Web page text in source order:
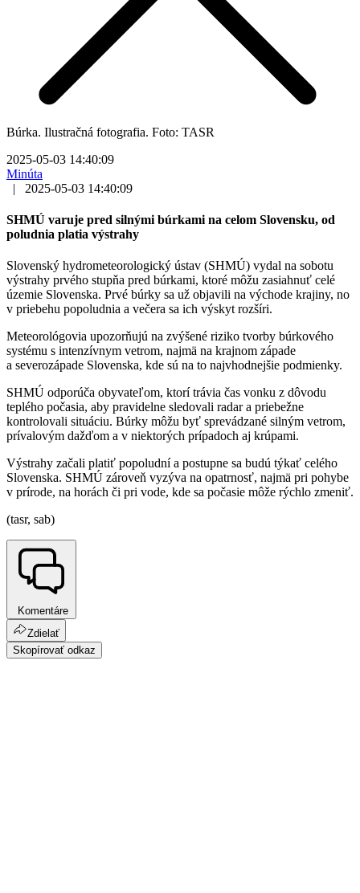
Búrka. Ilustračná fotografia. Foto: TASR
2025-05-03 14:40:09
Minúta
|
2025-05-03 14:40:09
SHMÚ varuje pred silnými búrkami na celom Slovensku, od
poludnia platia výstrahy
Slovenský hydrometeorologický ústav (SHMÚ) vydal na sobotu
výstrahy prvého stupňa pred búrkami, ktoré môžu zasiahnuť celé
územie Slovenska. Prvé búrky sa už objavili na východe krajiny, no
v priebehu popoludnia a večera sa ich výskyt rozšíri.
Meteorológovia upozorňujú na zvýšené riziko tvorby búrkového
systému s intenzívnym vetrom, najmä na krajnom západe
a severozápade Slovenska, kde sú na to najvhodnejšie podmienky.
SHMÚ odporúča obyvateľom, ktorí trávia čas vonku z dôvodu
teplého počasia, aby pravidelne sledovali radar a priebežne
kontrolovali situáciu. Búrky môžu byť sprevádzané silným vetrom,
prívalovým dažďom a v niektorých prípadoch aj krúpami.
Výstrahy začali platiť popoludní a postupne sa budú týkať celého
Slovenska. SHMÚ zároveň vyzýva na opatrnosť, najmä pri pohybe
v prírode, na horách či pri vode, kde sa počasie môže rýchlo zmeniť.
(tasr, sab)
Komentáre
Zdielať
Skopírovať odkaz